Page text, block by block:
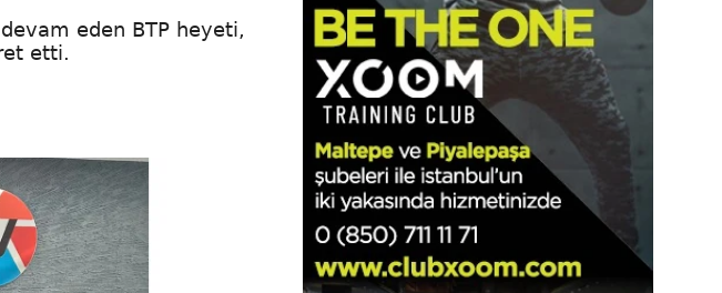
eden BTP heyeti,
etti.